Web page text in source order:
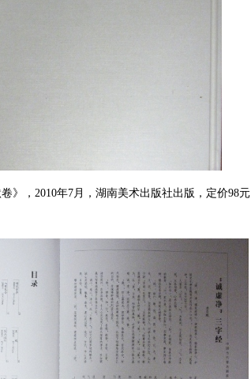
2010年7月，湖南美术出版社出版，定价98元